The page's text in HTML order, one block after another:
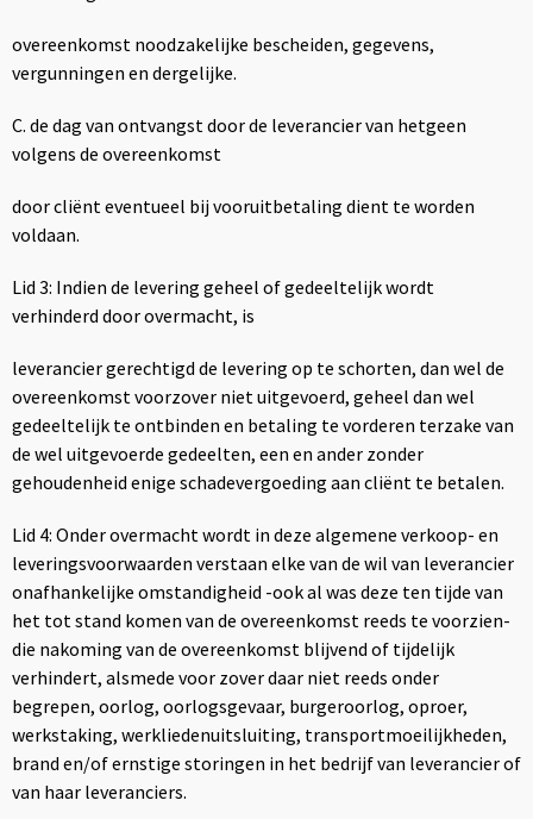
overeenkomst noodzakelijke bescheiden, gegevens,
vergunningen en dergelijke.
C. de dag van ontvangst door de leverancier van hetgeen
volgens de overeenkomst
door cliënt eventueel bij vooruitbetaling dient te worden
voldaan.
Lid 3: Indien de levering geheel of gedeeltelijk wordt
verhinderd door overmacht, is
leverancier gerechtigd de levering op te schorten, dan wel de
overeenkomst voorzover niet uitgevoerd, geheel dan wel
gedeeltelijk te ontbinden en betaling te vorderen terzake van
de wel uitgevoerde gedeelten, een en ander zonder
gehoudenheid enige schadevergoeding aan cliënt te betalen.
Lid 4: Onder overmacht wordt in deze algemene verkoop- en
leveringsvoorwaarden verstaan elke van de wil van leverancier
onafhankelijke omstandigheid -ook al was deze ten tijde van
het tot stand komen van de overeenkomst reeds te voorzien-
die nakoming van de overeenkomst blijvend of tijdelijk
verhindert, alsmede voor zover daar niet reeds onder
begrepen, oorlog, oorlogsgevaar, burgeroorlog, oproer,
werkstaking, werkliedenuitsluiting, transportmoeilijkheden,
brand en/of ernstige storingen in het bedrijf van leverancier of
van haar leveranciers.